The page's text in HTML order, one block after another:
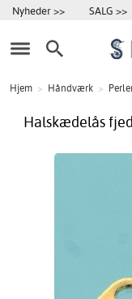
Nyheder >> SALG >>
Hjem > Håndværk >
Halskædelås